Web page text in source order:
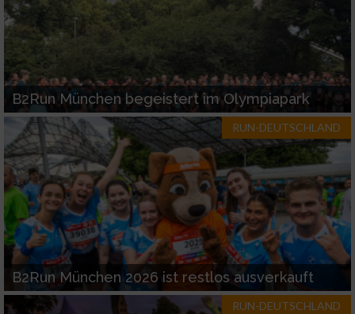
B2Run München begeistert im Olympiapark
RUN-DEUTSCHLAND
B2Run München 2026 ist restlos ausverkauft
RUN-DEUTSCHLAND